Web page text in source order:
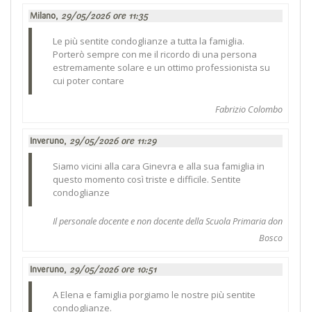
Milano, 29/05/2026 ore 11:35
Le più sentite condoglianze a tutta la famiglia.
Porterò sempre con me il ricordo di una persona
estremamente solare e un ottimo professionista su
cui poter contare
Fabrizio Colombo
Inveruno, 29/05/2026 ore 11:29
Siamo vicini alla cara Ginevra e alla sua famiglia in
questo momento così triste e difficile. Sentite
condoglianze
Il personale docente e non docente della Scuola Primaria don
Bosco
Inveruno, 29/05/2026 ore 10:51
A Elena e famiglia porgiamo le nostre più sentite
condoglianze.